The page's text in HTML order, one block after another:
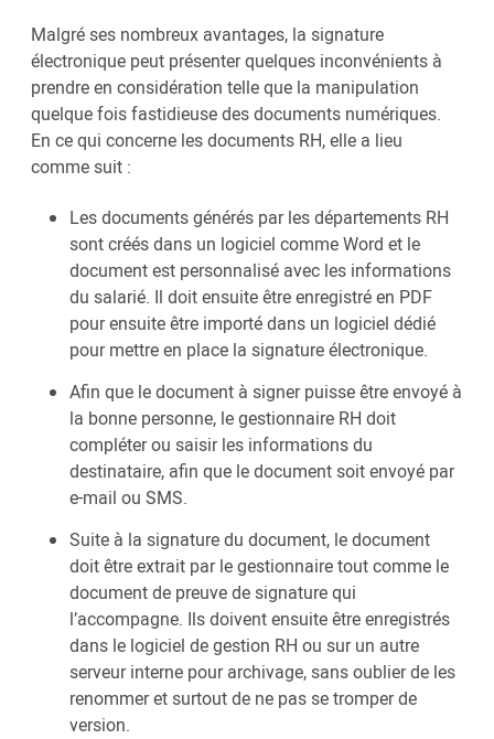
Malgré ses nombreux avantages, la signature
électronique peut présenter quelques inconvénients à
prendre en considération telle que la manipulation
quelque fois fastidieuse des documents numériques.
En ce qui concerne les documents RH, elle a lieu
comme suit :
Les documents générés par les départements RH
sont créés dans un logiciel comme Word et le
document est personnalisé avec les informations
du salarié. Il doit ensuite être enregistré en PDF
pour ensuite être importé dans un logiciel dédié
pour mettre en place la signature électronique.
Afin que le document à signer puisse être envoyé à
la bonne personne, le gestionnaire RH doit
compléter ou saisir les informations du
destinataire, afin que le document soit envoyé par
e-mail ou SMS.
Suite à la signature du document, le document
doit être extrait par le gestionnaire tout comme le
document de preuve de signature qui
l’accompagne. Ils doivent ensuite être enregistrés
dans le logiciel de gestion RH ou sur un autre
serveur interne pour archivage, sans oublier de les
renommer et surtout de ne pas se tromper de
version.